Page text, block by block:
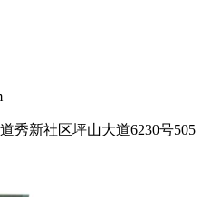
秀新社区坪山大道6230号505